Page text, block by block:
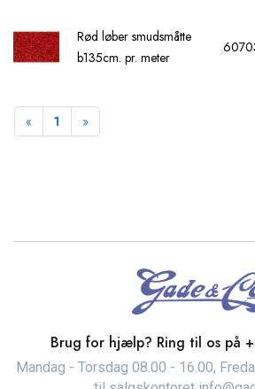
Rød løber smudsmåtte
b135cm. pr. meter
« Forrige
1 »Næste
Brug for hjælp? Ring til os på
Mandag - Torsdag 08.00 - 16.00,